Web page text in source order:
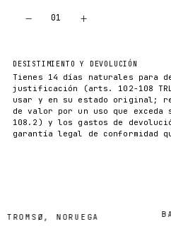
− 01 +
DESISTIMIENTO Y DEVOLUCIÓN
Tienes 14 días naturales para
justificación (arts. 102-108
usar y en su estado original;
de valor por un uso que exceda
108.2) y los gastos de
garantía legal de conformidad
NORUEGA